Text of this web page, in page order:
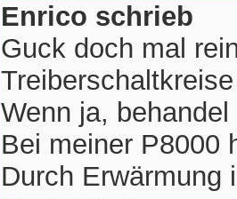
Enrico schrieb
Guck doch mal
Wenn ja,
Bei meiner P8000
Durch Erwärmung